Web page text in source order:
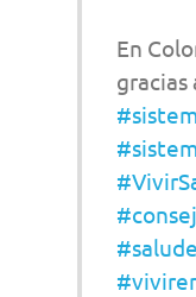
En
gracias